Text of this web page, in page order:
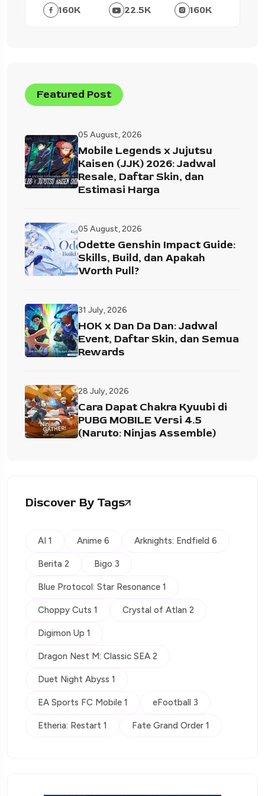
160K 22.5K 160K
Featured Post
05 August, 2026
Mobile Legends x Jujutsu
Kaisen (JJK) 2026: Jadwal
Resale, Daftar Skin, dan
Estimasi Harga
05 August, 2026
Odette Genshin Impact Guide:
Skills, Build, dan Apakah
Worth Pull?
31 July, 2026
HOK x Dan Da Dan: Jadwal
Event, Daftar Skin, dan Semua
Rewards
28 July, 2026
Cara Dapat Chakra Kyuubi di
PUBG MOBILE Versi 4.5
(Naruto: Ninjas Assemble)
Discover By Tags
AI 1 Anime 6 Arknights: Endfield 6
Berita 2 Bigo 3
Blue Protocol: Star Resonance 1
Choppy Cuts 1 Crystal of Atlan 2
Digimon Up 1
Dragon Nest M: Classic SEA 2
Duet Night Abyss 1
EA Sports FC Mobile 1 eFootball 3
Etheria: Restart 1 Fate Grand Order 1